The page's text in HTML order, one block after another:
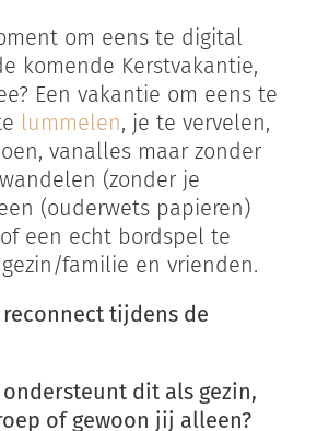
om eens te digital
komende Kerstvakantie,
Een vakantie om eens te
lummelen, je te vervelen,
vanalles maar zonder
(zonder je
(ouderwets papieren)
een echt bordspel te
familie en vrienden.
tijdens de
ondersteunt dit als gezin,
of gewoon jij alleen?